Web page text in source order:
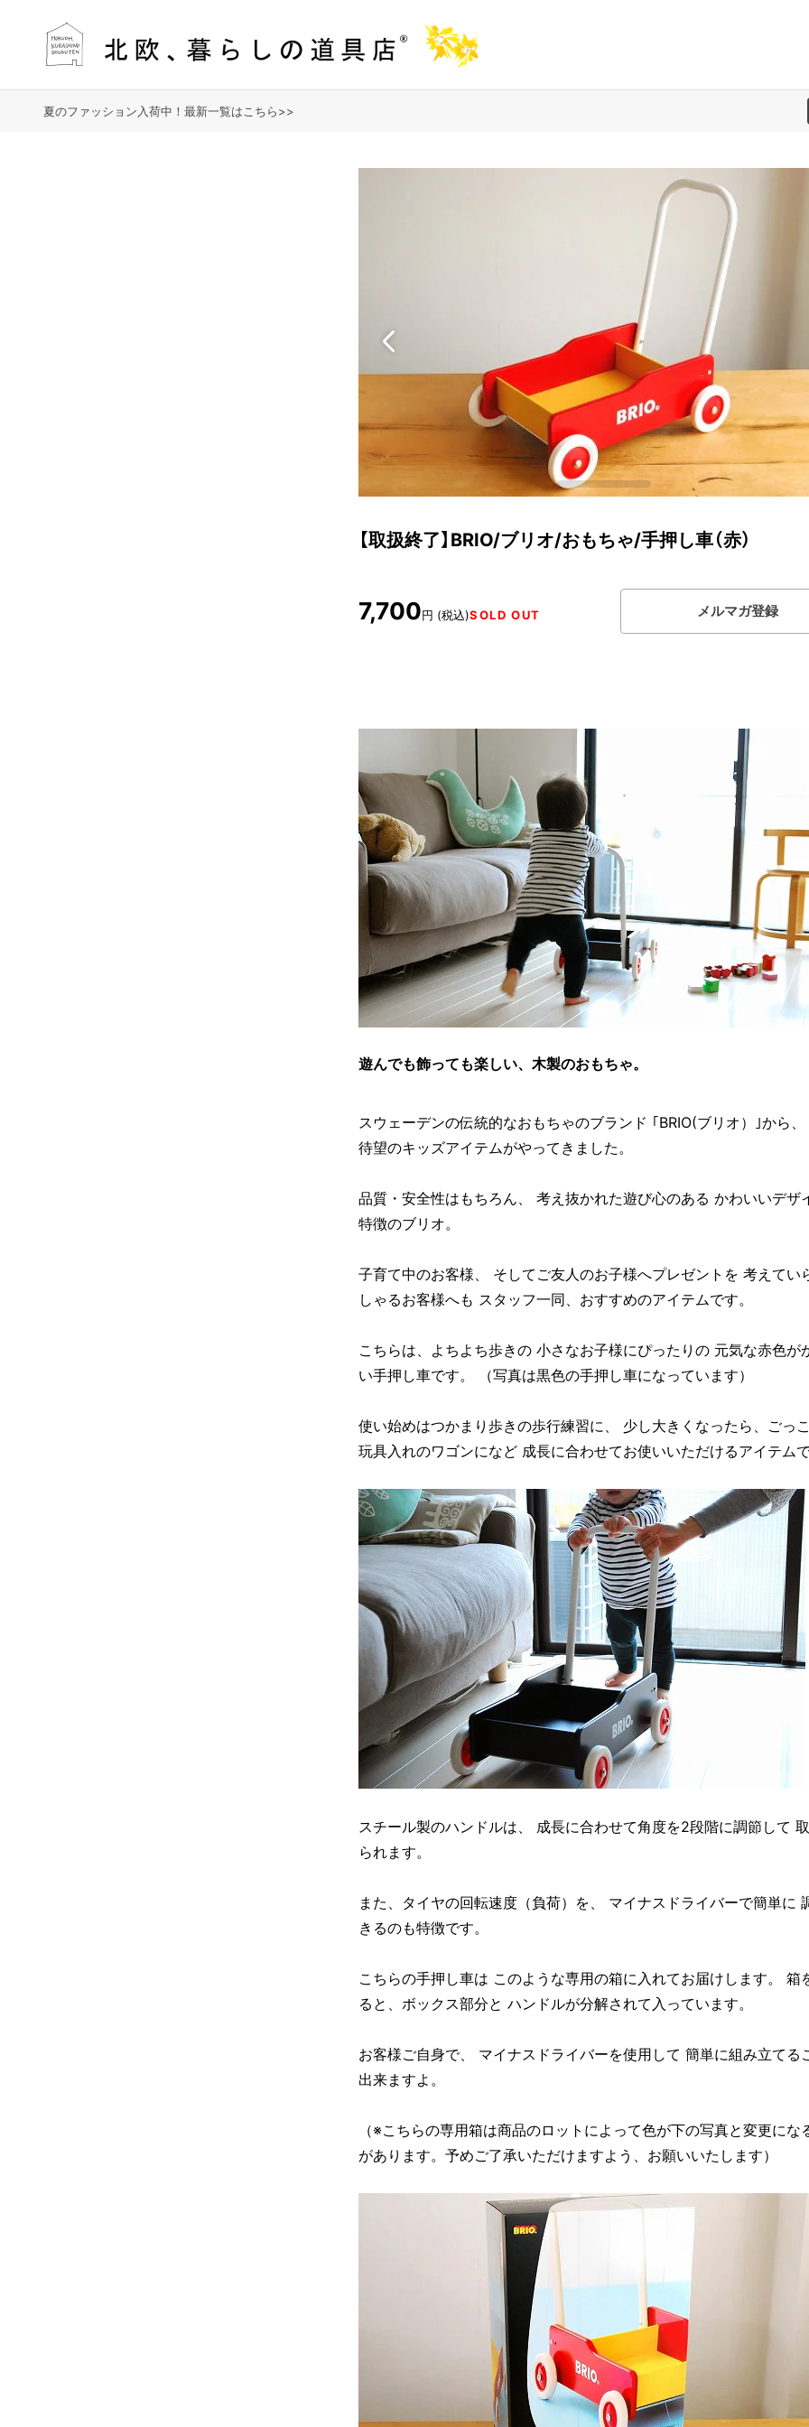
夏のファッション入荷中！最新一覧はこちら>>
【取扱終了】BRIO/ブリオ/おもちゃ/手押し車（赤）
7,700円 (税込)SOLD OUT メルマガ登録
遊んでも飾っても楽しい、木製のおもちゃ。
スウェーデンの伝統的なおもちゃのブランド ｢BRIO(ブリオ）｣から
待望のキッズアイテムがやってきました。
品質・安全性はもちろん、 考え抜かれた遊び心のある かわいいデザ
特徴のブリオ。
子育て中のお客様、 そしてご友人のお子様へプレゼントを 考えてい
しゃるお客様へも スタッフ一同、おすすめのアイテムです。
こちらは、よちよち歩きの 小さなお子様にぴったりの 元気な赤色が
い手押し車です。 （写真は黒色の手押し車になっています）
使い始めはつかまり歩きの歩行練習に、 少し大きくなったら、ごっ
玩具入れのワゴンになど 成長に合わせてお使いいただけるアイテムで
スチール製のハンドルは、 成長に合わせて角度を2段階に調節して
られます。
また、タイヤの回転速度（負荷）を、 マイナスドライバーで簡単に
きるのも特徴です。
こちらの手押し車は このような専用の箱に入れてお届けします。 箱
ると、ボックス部分と ハンドルが分解されて入っています。
お客様ご自身で、 マイナスドライバーを使用して 簡単に組み立てる
出来ますよ。
（※こちらの専用箱は商品のロットによって色が下の写真と変更にな
があります。予めご了承いただけますよう、お願いいたします）